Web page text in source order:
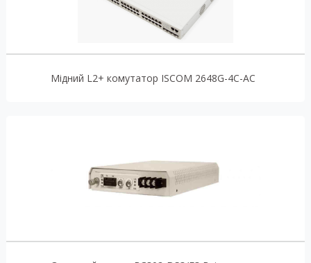
Мідний L2+ комутатор ISCOM 2648G-4C-AC